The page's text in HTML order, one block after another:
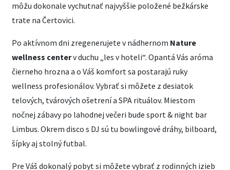
môžu dokonale vychutnať najvyššie položené bežkárske
trate na Čertovici.
Po aktívnom dni zregenerujete v nádhernom Nature
wellness centerv duchu „les v hoteli“. Opantá Vás aróma
čierneho hrozna a o Váš komfort sa postarajú ruky
wellness profesionálov. Vybrať si môžete z desiatok
telových, tvárových ošetrení a SPA rituálov. Miestom
nočnej zábavy po lahodnej večeri bude sport & night bar
Limbus. Okrem disco s DJ sú tu bowlingové dráhy, bilboard,
šípky aj stolný futbal.
Pre Váš dokonalý pobyt si môžete vybrať z rodinných izieb